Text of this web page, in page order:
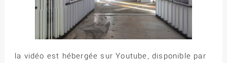
la vidéo est hébergée sur Youtube, disponible par